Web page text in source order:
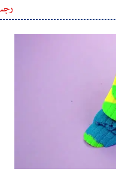
رجب بٹ نے اپنی ہوش رُبا